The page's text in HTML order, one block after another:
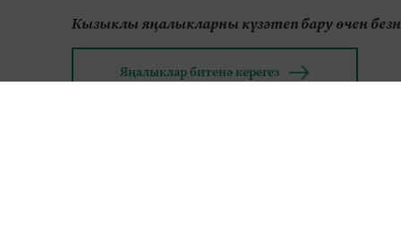
Кызыклы яңалыкларны күзәтеп бару өчен
Яңалыклар битенә керегез